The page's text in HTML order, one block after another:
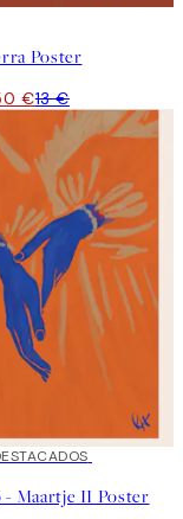
Poster
€13 €
- Maartje II Poster